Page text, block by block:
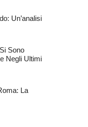
Un’analisi
Sono
Negli Ultimi
La